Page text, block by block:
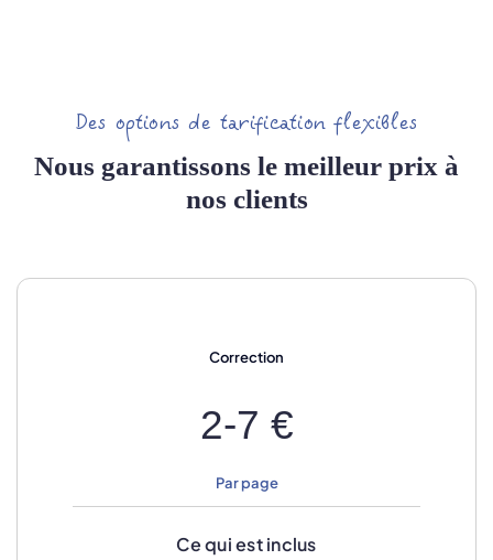
Des options de tarification flexibles
Nous garantissons le meilleur prix à
nos clients
Correction
2-7 €
Par page
Ce qui est inclus